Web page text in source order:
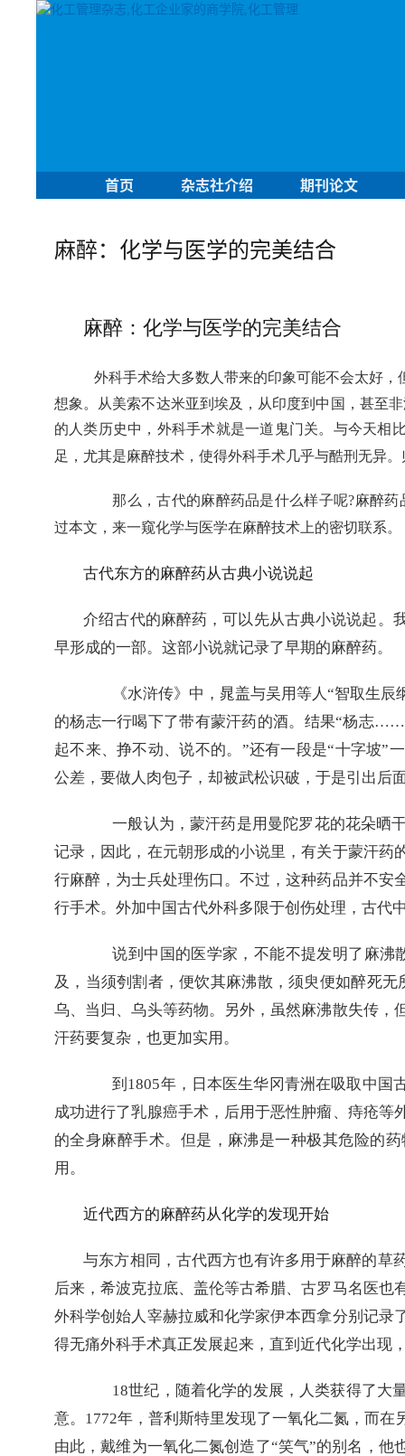
首页 杂志社介绍 期刊论文
麻醉：化学与医学的完美结合
麻醉：化学与医学的完美结合
外科手术给大多数人带来的印象可能不会太好
想象。从美索不达米亚到埃及，从印度到中国，甚至
的人类历史中，外科手术就是一道鬼门关。与今天相
足，尤其是麻醉技术，使得外科手术几乎与酷刑无异
那么，古代的麻醉药品是什么样子呢?麻醉药
过本文，来一窥化学与医学在麻醉技术上的密切联系。
古代东方的麻醉药从古典小说说起
介绍古代的麻醉药，可以先从古典小说说起。
早形成的一部。这部小说就记录了早期的麻醉药。
《水浒传》中，晁盖与吴用等人“智取生辰
的杨志一行喝下了带有蒙汗药的酒。结果“杨志……
起不来、挣不动、说不的。 ”还有一段是“十字坡”
公差，要做人肉包子，却被武松识破，于是引出后
一般认为，蒙汗药是用曼陀罗花的花朵晒
记录，因此，在元朝形成的小说里，有关于蒙汗
行麻醉，为士兵处理伤口。不过，这种药品并不
行手术。外加中国古代外科多限于创伤处理，古代
说到中国的医学家，不能不提发明了麻沸
及，当须刳割者，便饮其麻沸散，须臾便如醉死无
乌、当归、乌头等药物。另外，虽然麻沸散失传
汗药要复杂，也更加实用。
到 1805年，日本医生华冈青洲在吸取中国
成功进行了乳腺癌手术，后用于恶性肿瘤、痔疮
的全身麻醉手术。但是，麻沸是一种极其危险的
用。
近代西方的麻醉药从化学的发现开始
与东方相同，古代西方也有许多用于麻醉的草
后来，希波克拉底、盖伦等古希腊、古罗马名医
外科学创始人宰赫拉威和化学家伊本西拿分别记
得无痛外科手术真正发展起来，直到近代化学出现
18世纪，随着化学的发展，人类获得了大
意。 1772年，普利斯特里发现了一氧化二氮，而在
由此，戴维为一氧化二氮创造了“笑气”的别名，他